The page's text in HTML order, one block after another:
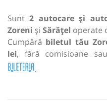
Sunt2 autocare și
Zoreni și Sărățel operate
Cumpără biletul tău
lei, fără comisioane
.